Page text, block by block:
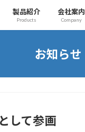
製品紹介
Products
会社案内
Company
お知らせ
して参画